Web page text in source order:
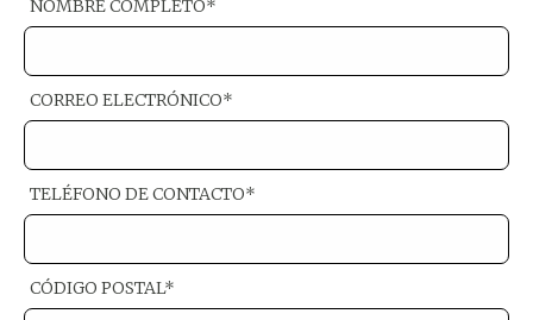
NOMBRE COMPLETO*
CORREO ELECTRÓNICO*
TELÉFONO DE CONTACTO*
CÓDIGO POSTAL*